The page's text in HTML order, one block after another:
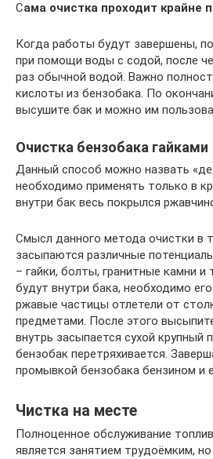
Сама очистка проходит крайне
Когда работы будут завершены,
при помощи воды с содой, после
раз обычной водой. Важно
кислоты из бензобака. По
высушите бак и можно им
Очистка бензобака гайками
Данный способ можно назвать
необходимо применять только в
внутри бак весь покрылся
Смысл данного метода очистки в
засыпаются различные
– гайки, болты, гранитные камни и
будут внутри бака, необходимо
ржавые частицы отлетели от
предметами. После этого
внутрь засыпается сухой крупный
бензобак перетряхивается.
промывкой бензобака бензином и
Чистка на месте
Полноценное обслуживание
является занятием трудоёмким,